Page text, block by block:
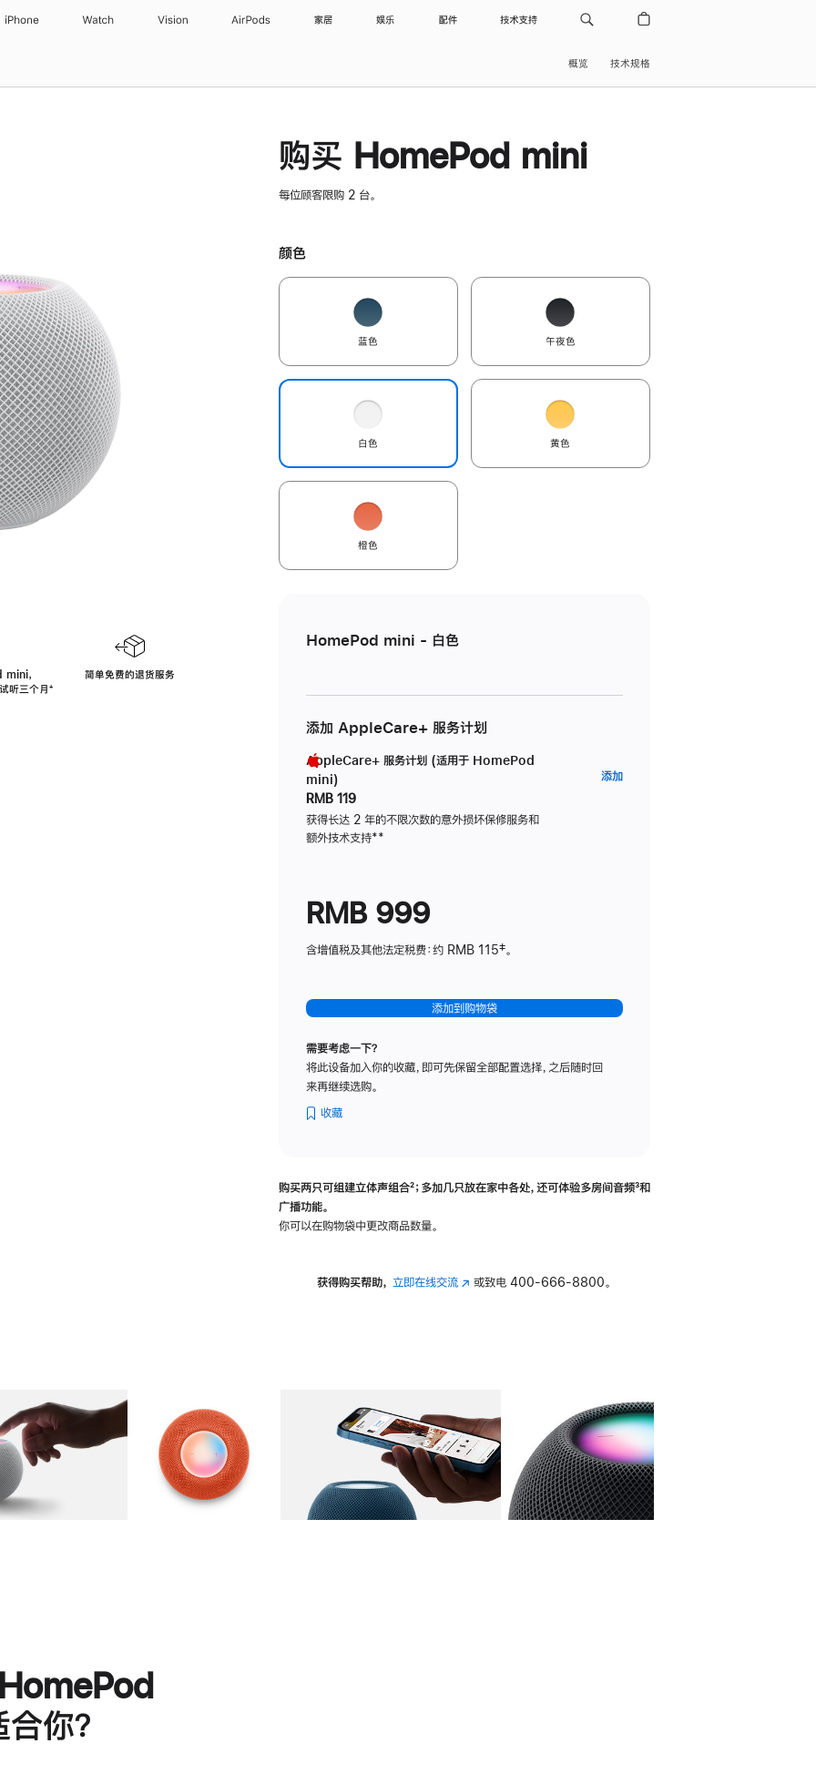
iPhone Watch Vision AirPods 家居 娱乐 配件 技术支持
概览 技术规格
，
听三个月脚
⁺
简单免费的退货服务
购买 HomePod mini
每位顾客限购 2 台。
颜色
蓝色 午夜色
白色 黄色
橙色
HomePod mini - 白色
添加 AppleCare+ 服务计划
AppleCare+ 服务计划 (适用于 HomePod
mini)
RMB 119
获得长达 2 年的不限次数的意外损坏保修服务和
额外技术支持脚
**
添加AppleCare+
RMB 999
含增值税及其他法定税费：约 RMB 115‡。
添加到购物袋
需要考虑一下？
将此设备加入你的收藏，即可先保留全部配置选择，之后随时回
来再继续选购。
收藏
购买两只可组建立体声组合脚
²；多加几只放在家中各处，还可体验多‍房‍间音频脚
³和
广播功能。
你可以在购物袋中更改商品数量。
获得购买帮助， 立即在线交流(在 或致电 400-666-8800。
图库 图像 图库 图像 图库 图像 4 图库 图像 5
你？